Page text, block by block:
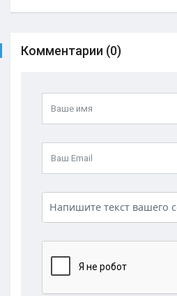
Комментарии (0)